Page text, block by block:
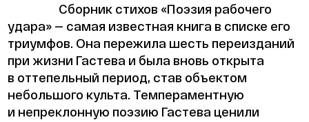
Сборник стихов «Поэзия рабочего
удара» — самая известная книга в списке его
триумфов. Она пережила шесть переизданий
при жизни Гастева и была вновь открыта
в оттепельный период, став объектом
небольшого культа. Темпераментную
и непреклонную поэзию Гастева ценили